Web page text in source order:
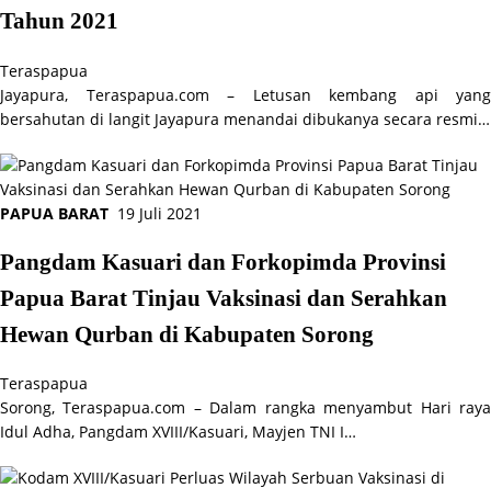
Tahun 2021
Teraspapua
Jayapura, Teraspapua.com – Letusan kembang api yang
bersahutan di langit Jayapura menandai dibukanya secara resmi…
PAPUA BARAT 19 Juli 2021
Pangdam Kasuari dan Forkopimda Provinsi
Papua Barat Tinjau Vaksinasi dan Serahkan
Hewan Qurban di Kabupaten Sorong
Teraspapua
Sorong, Teraspapua.com – Dalam rangka menyambut Hari raya
Idul Adha, Pangdam XVIII/Kasuari, Mayjen TNI I…